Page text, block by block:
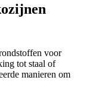
voor
tot staal of
manieren om